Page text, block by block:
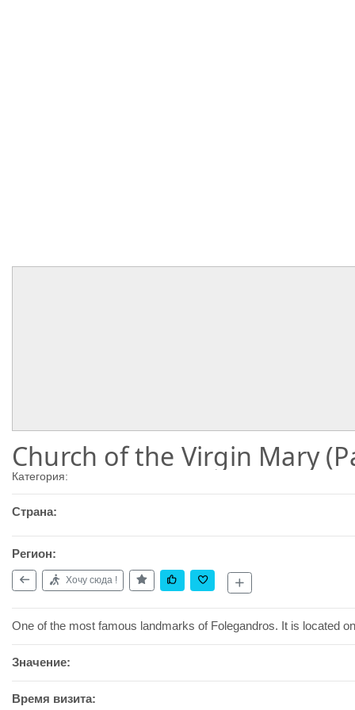
Church of the Virgin Mary
Категория:
Страна:
Регион:
Хочу сюда !
One of the most famous landmarks of Folegandros. It is located
Значение:
Время визита: